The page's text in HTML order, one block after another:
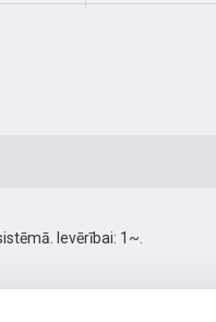
Ievērībai: 1~.